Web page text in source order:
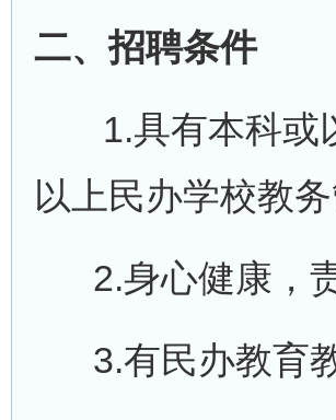
二、招聘条件
1.具有本科或
以上民办学校教
2.身心健康，责
3.有民办教育